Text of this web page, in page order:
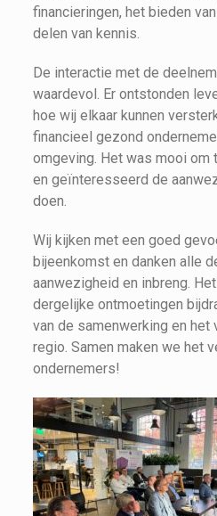
financieringen, het bieden
delen van kennis.
De interactie met de
waardevol. Er ontstonden
hoe wij elkaar kunnen
financieel gezond
omgeving. Het was mooi om
en geïnteresseerd de
doen.
Wij kijken met een goed
bijeenkomst en danken alle
aanwezigheid en inbreng.
dergelijke ontmoetingen
van de samenwerking en het
regio. Samen maken we het
ondernemers!